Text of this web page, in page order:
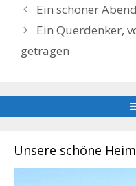
Ein schöner
Ein Querdenker,
getragen
Unsere schöne